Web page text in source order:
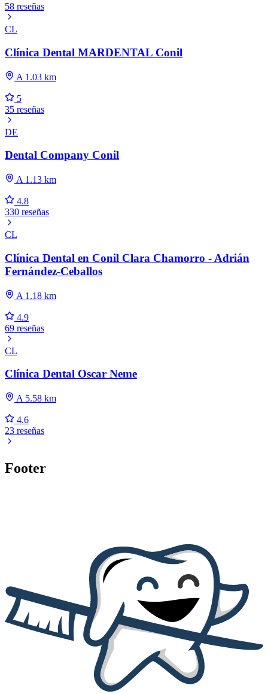
58 reseñas
CL
Clínica Dental MARDENTAL Conil
A 1.03 km
5
35 reseñas
DE
Dental Company Conil
A 1.13 km
4.8
330 reseñas
CL
Clínica Dental en Conil Clara Chamorro - Adrián
Fernández-Ceballos
A 1.18 km
4.9
69 reseñas
CL
Clínica Dental Oscar Neme
A 5.58 km
4.6
23 reseñas
Footer